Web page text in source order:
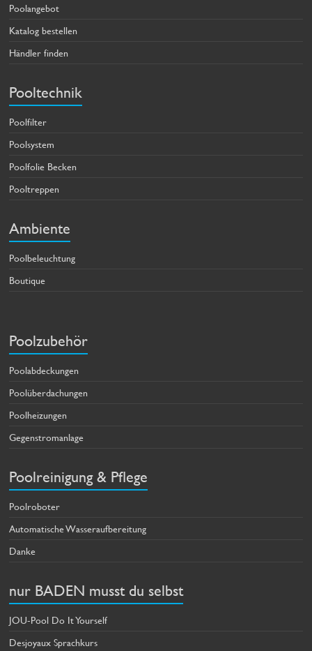
Poolangebot
Katalog bestellen
Händler finden
Pooltechnik
Poolfilter
Poolsystem
Poolfolie Becken
Pooltreppen
Ambiente
Poolbeleuchtung
Boutique
Poolzubehör
Poolabdeckungen
Poolüberdachungen
Poolheizungen
Gegenstromanlage
Poolreinigung & Pflege
Poolroboter
Automatische Wasseraufbereitung
Danke
nur BADEN musst du selbst
JOU-Pool Do It Yourself
Desjoyaux Sprachkurs